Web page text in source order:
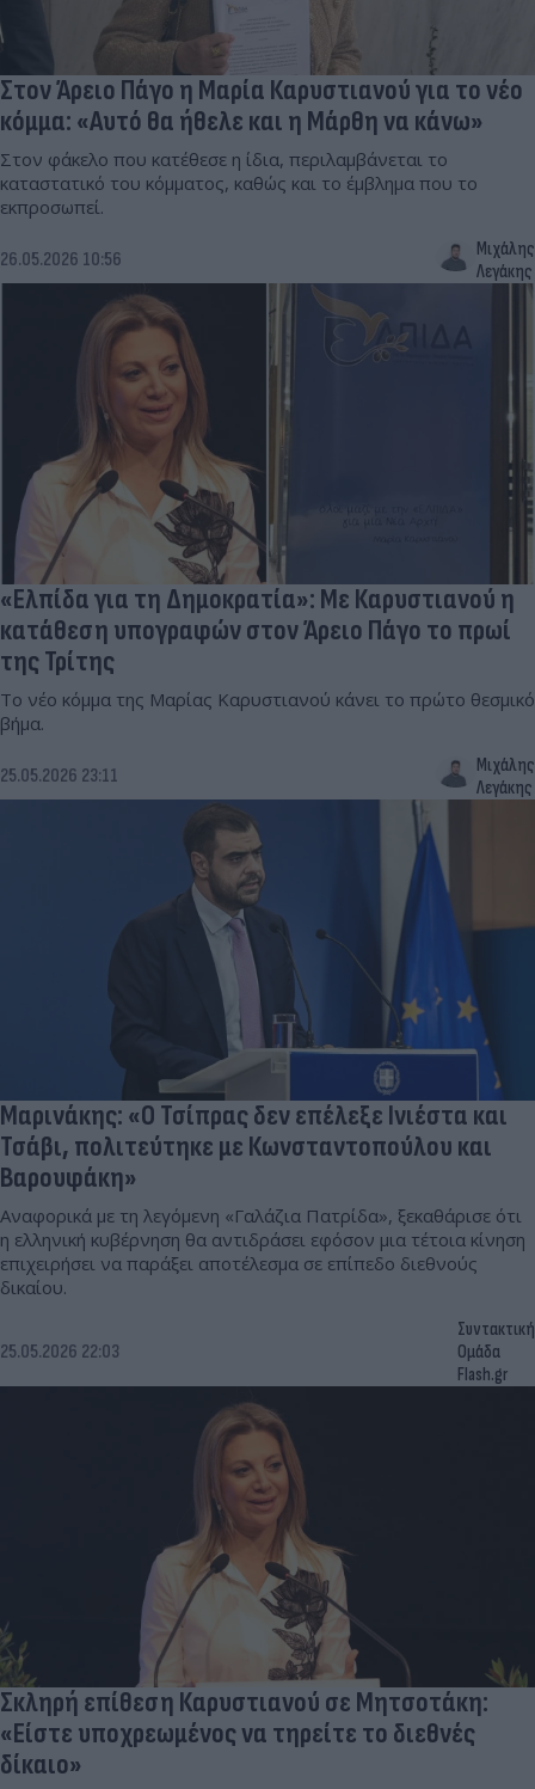
Στον Άρειο Πάγο η Μαρία Καρυστιανού για το νέο
κόμμα: «Αυτό θα ήθελε και η Μάρθη να κάνω»
Στον φάκελο που κατέθεσε η ίδια, περιλαμβάνεται το
καταστατικό του κόμματος, καθώς και το έμβλημα που το
εκπροσωπεί.
26.05.2026 10:56
Μιχάλης
Λεγάκης
«Ελπίδα για τη Δημοκρατία»: Με Καρυστιανού η
κατάθεση υπογραφών στον Άρειο Πάγο το πρωί
της Τρίτης
Το νέο κόμμα της Μαρίας Καρυστιανού κάνει το πρώτο θεσμικό
βήμα.
25.05.2026 23:11
Μιχάλης
Λεγάκης
Μαρινάκης: «Ο Τσίπρας δεν επέλεξε Ινιέστα και
Τσάβι, πολιτεύτηκε με Κωνσταντοπούλου και
Βαρουφάκη»
Αναφορικά με τη λεγόμενη «Γαλάζια Πατρίδα», ξεκαθάρισε ότι
η ελληνική κυβέρνηση θα αντιδράσει εφόσον μια τέτοια κίνηση
επιχειρήσει να παράξει αποτέλεσμα σε επίπεδο διεθνούς
δικαίου.
25.05.2026 22:03
Συντακτική
Ομάδα
Flash.gr
Σκληρή επίθεση Καρυστιανού σε Μητσοτάκη:
«Είστε υποχρεωμένος να τηρείτε το διεθνές
δίκαιο»